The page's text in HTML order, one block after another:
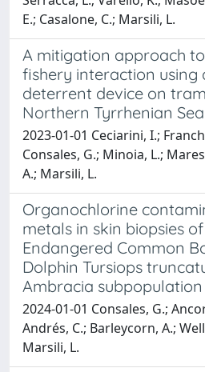
E.; Casalone, C.; Marsili, L.
A mitigation approach
fishery interaction using
deterrent device on
Northern Tyrrhenian
2023-01-01 Ceciarini, I.;
Consales, G.; Minoia, L.;
A.; Marsili, L.
Organochlorine
metals in skin biopsies
Endangered Common
Dolphin Tursiops
Ambracia subpopulation
2024-01-01 Consales, G.;
Andrés, C.; Barleycorn, A.;
Marsili, L.